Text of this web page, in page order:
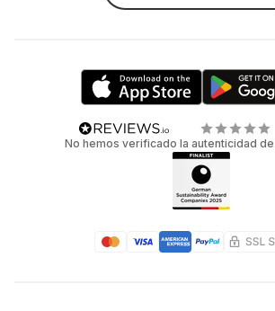
No hemos verificado la autenticidad